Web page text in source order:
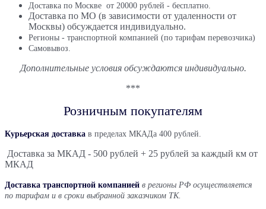
Доставка по Москве от 20000 рублей - бесплатно.
Доставка по МО (в зависимости от удаленности от
Москвы) обсуждается индивидуально.
Регионы - транспортной компанией (по тарифам перевозчика)
Самовывоз.
Дополнительные условия обсуждаются индивидуально.
***
Розничным покупателям
Курьерская доставка в пределах МКАДа 400 рублей.
Доставка за МКАД - 500 рублей + 25 рублей за каждый км от
МКАД
Доставка транспортной компанией в регионы РФ осуществляется
по тарифам и в сроки выбранной заказчиком ТК.